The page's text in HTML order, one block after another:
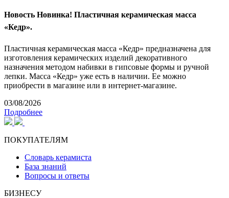
Новость Новинка! Пластичная керамическая масса
«Кедр».
Пластичная керамическая масса «Кедр» предназначена для
изготовления керамических изделий декоративного
назначения методом набивки в гипсовые формы и ручной
лепки. Масса «Кедр» уже есть в наличии. Ее можно
приобрести в магазине или в интернет-магазине.
03/08/2026
Подробнее
ПОКУПАТЕЛЯМ
Словарь керамиста
База знаний
Вопросы и ответы
БИЗНЕСУ